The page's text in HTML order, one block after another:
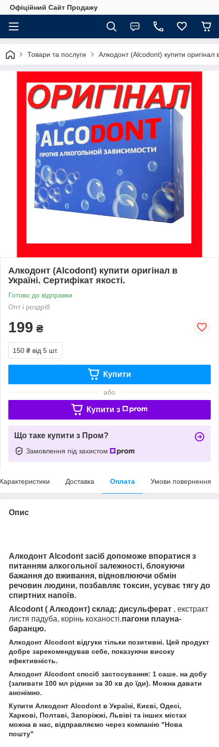
Офіційний Сайт Продажу
Товари та послуги Алкодонт (Alcodont) купити оригінал
Алкодонт (Alcodont) купити оригінал в
Україні. Сертифікат якості.
Готово до відправки
Опт і роздріб
199 ₴
150 ₴ від 5 шт.
Купити
або
Купити з
Що таке купити з Пром?
Замовлення під захистом
Доставка Оплата Умови повернення
Опис
Алкодонт Alcodont засіб допоможе впоратися з
питанням алкогольної залежності, блокуючи
бажання до вживання, відновлюючи обмін
речовин людини, позбавляє токсин, усуває тягу до
спиртних напоїв.
Alcodont ( Алкодонт) склад: дисульферат , екстракт
листя падуба, корінь коханості.пагони плауна-
баранцю.
Алкодонт Alcodont відгуки тільки позитивні. Цей продукт
добре зарекомендував себе, показуючи високу
ефективність.
Алкодонт Alcodont спосіб застосування: 1 саше. на добу
(запивати 100 мл рідини за 30 хв до їди). Можна давати
анонімно.
Купити Алкодонт Alcodont в Україні, Києві, Одесі,
Харкові, Полтаві, Запоріжжі, Львіві та інших містах
можна в нас, відправляємо через компанію "Нова
пошту"